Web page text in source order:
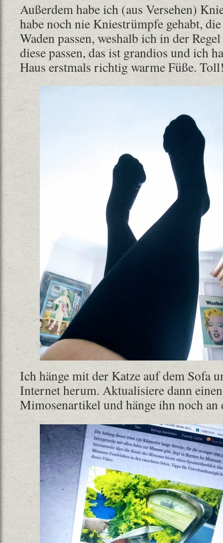
Außerdem habe ich (aus Versehen)
habe noch nie Kniestrümpfe gehabt,
Waden passen, weshalb ich in der
diese passen, das ist grandios und ich
Haus erstmals richtig warme Füße.
Ich hänge mit der Katze auf dem Sofa
Internet herum. Aktualisiere dann
Mimosenartikel und hänge ihn noch